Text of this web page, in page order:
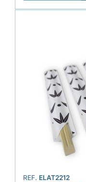
REF. ELAT2212